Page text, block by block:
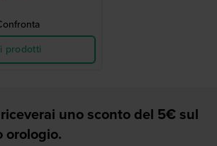
prodotti
uno sconto del 5€ sul
orologio.